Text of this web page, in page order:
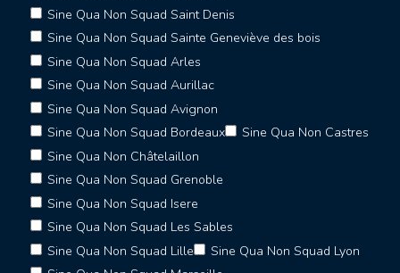
Sine Qua Non Squad Saint Denis
Sine Qua Non Squad Sainte Geneviève des bois
Sine Qua Non Squad Arles
Sine Qua Non Squad Aurillac
Sine Qua Non Squad Avignon
Sine Qua Non Squad Bordeaux
Sine Qua Non Castres
Sine Qua Non Châtelaillon
Sine Qua Non Squad Grenoble
Sine Qua Non Squad Isere
Sine Qua Non Squad Les Sables
Sine Qua Non Squad Lille
Sine Qua Non Squad Lyon